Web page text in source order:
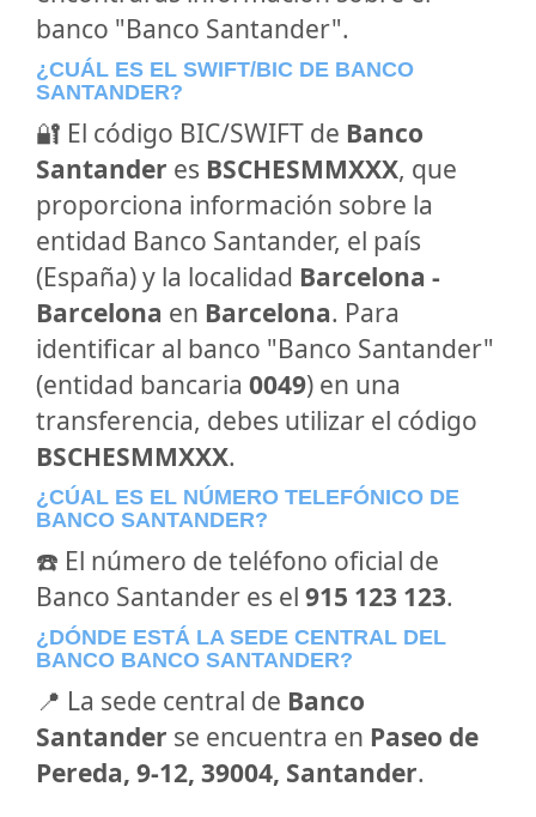
banco "Banco Santander".
¿CUÁL ES EL SWIFT/BIC DE BANCO
SANTANDER?
🔐 El código BIC/SWIFT de Banco
Santander es BSCHESMMXXX, que
proporciona información sobre la
entidad Banco Santander, el país
(España) y la localidad Barcelona -
Barcelona en Barcelona. Para
identificar al banco "Banco Santander"
(entidad bancaria 0049) en una
transferencia, debes utilizar el código
BSCHESMMXXX.
¿CÚAL ES EL NÚMERO TELEFÓNICO DE
BANCO SANTANDER?
☎️ El número de teléfono oficial de
Banco Santander es el 915 123 123.
¿DÓNDE ESTÁ LA SEDE CENTRAL DEL
BANCO BANCO SANTANDER?
📍 La sede central de Banco
Santander se encuentra en Paseo de
Pereda, 9-12, 39004, Santander.